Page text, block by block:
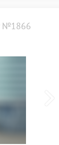
№1866